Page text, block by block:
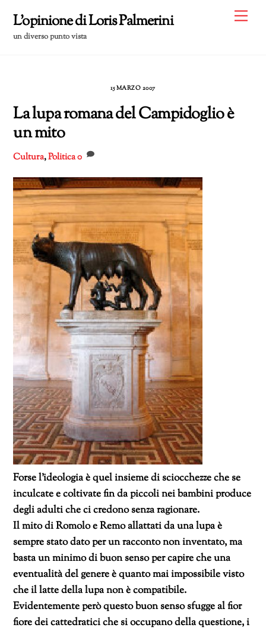
content
L'opinione di Loris Palmerini
un diverso punto vista
15 MARZO 2007
La lupa romana del Campidoglio è
un mito
Cultura,Politica0
Forse l’ideologia è quel insieme di sciocchezze che se
inculcate e coltivate fin da piccoli nei bambini produce
degli adulti che ci credono senza ragionare.
Il mito di Romolo e Remo allattati da una lupa è
sempre stato dato per un racconto non inventato, ma
basta un minimo di buon senso per capire che una
eventualità del genere è quanto mai impossibile visto
che il latte della lupa non è compatibile.
Evidentemente però questo buon senso sfugge al fior
fiore dei cattedratici che si occupano della questione, i